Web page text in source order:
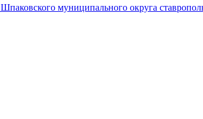
муниципального округа